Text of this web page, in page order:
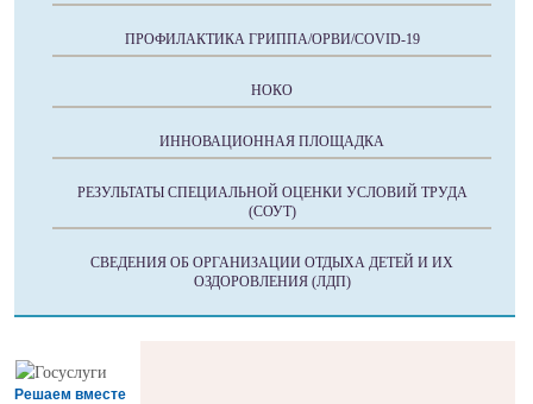
ПРОФИЛАКТИКА ГРИППА/ОРВИ/COVID-19
НОКО
ИННОВАЦИОННАЯ ПЛОЩАДКА
РЕЗУЛЬТАТЫ СПЕЦИАЛЬНОЙ ОЦЕНКИ УСЛОВИЙ ТРУДА
(СОУТ)
СВЕДЕНИЯ ОБ ОРГАНИЗАЦИИ ОТДЫХА ДЕТЕЙ И ИХ
ОЗДОРОВЛЕНИЯ (ЛДП)
Решаем вместе